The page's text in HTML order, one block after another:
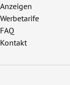
Anzeigen
Werbetarife
FAQ
Kontakt